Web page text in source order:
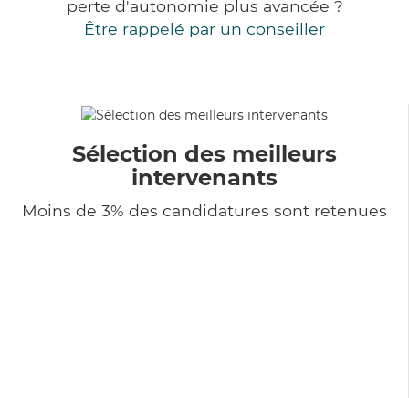
perte d'autonomie plus avancée ?
Être rappelé par un conseiller
Sélection des meilleurs
intervenants
Moins de 3% des candidatures sont retenues